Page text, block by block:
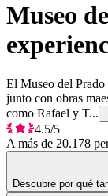
Museo
El Museo del Prado
junto con obras
como Rafael y T...
4.5/5
A más de 20.178
Descubre por qué